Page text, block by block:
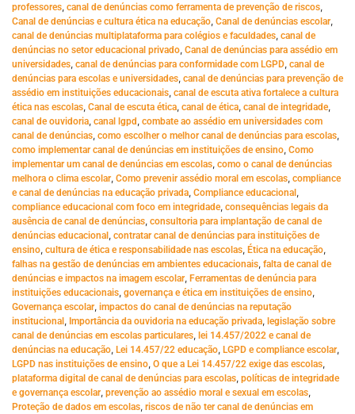
professores, canal de denúncias como ferramenta de prevenção de riscos,
Canal de denúncias e cultura ética na educação, Canal de denúncias escolar,
canal de denúncias multiplataforma para colégios e faculdades, canal de
denúncias no setor educacional privado, Canal de denúncias para assédio em
universidades, canal de denúncias para conformidade com LGPD, canal de
denúncias para escolas e universidades, canal de denúncias para prevenção de
assédio em instituições educacionais, canal de escuta ativa fortalece a cultura
ética nas escolas, Canal de escuta ética, canal de ética, canal de integridade,
canal de ouvidoria, canal lgpd , combate ao assédio em universidades com
canal de denúncias, como escolher o melhor canal de denúncias para escolas,
como implementar canal de denúncias em instituições de ensino, Como
implementar um canal de denúncias em escolas, como o canal de denúncias
melhora o clima escolar, Como prevenir assédio moral em escolas, compliance
e canal de denúncias na educação privada, Compliance educacional ,
compliance educacional com foco em integridade, consequências legais da
ausência de canal de denúncias, consultoria para implantação de canal de
denúncias educacional , contratar canal de denúncias para instituições de
ensino, cultura de ética e responsabilidade nas escolas, Ética na educação,
falhas na gestão de denúncias em ambientes educacionais, falta de canal de
denúncias e impactos na imagem escolar, Ferramentas de denúncia para
instituições educacionais, governança e ética em instituições de ensino,
Governança escolar, impactos do canal de denúncias na reputação
institucional , Importância da ouvidoria na educação privada, legislação sobre
canal de denúncias em escolas particulares, lei 14.457/2022 e canal de
denúncias na educação, Lei 14.457/22 educação, LGPD e compliance escolar,
LGPD nas instituições de ensino, O que a Lei 14.457/22 exige das escolas,
plataforma digital de canal de denúncias para escolas, políticas de integridade
e governança escolar, prevenção ao assédio moral e sexual em escolas,
Proteção de dados em escolas, riscos de não ter canal de denúncias em